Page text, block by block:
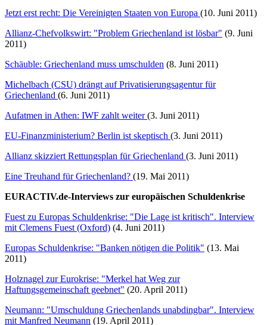
Jetzt erst recht: Die Vereinigten Staaten von Europa (10. Juni 2011)
Allianz-Chefvolkswirt: "Problem Griechenland ist lösbar" (9. Juni
2011)
Schäuble: Griechenland muss umschulden (8. Juni 2011)
Michelbach (CSU) drängt auf Privatisierungsagentur für
Griechenland (6. Juni 2011)
Aufatmen in Athen: IWF zahlt weiter(3. Juni 2011)
EU-Finanzministerium? Berlin ist skeptisch (3. Juni 2011)
Allianz skizziert Rettungsplan für Griechenland (3. Juni 2011)
Eine Treuhand für Griechenland? (19. Mai 2011)
EURACTIV.de-Interviews zur europäischen Schuldenkrise
Fuest zu Europas Schuldenkrise: "Die Lage ist kritisch". Interview
mit Clemens Fuest (Oxford) (4. Juni 2011)
Europas Schuldenkrise: "Banken nötigen die Politik" (13. Mai
2011)
Holznagel zur Eurokrise: "Merkel hat Weg zur
Haftungsgemeinschaft geebnet" (20. April 2011)
Neumann: "Umschuldung Griechenlands unabdingbar". Interview
mit Manfred Neumann (19. April 2011)